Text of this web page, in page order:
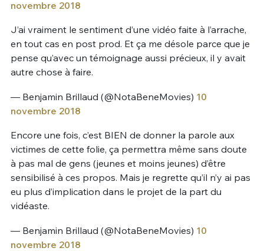
novembre 2018
J’ai vraiment le sentiment d’une vidéo faite à l’arrache,
en tout cas en post prod. Et ça me désole parce que je
pense qu’avec un témoignage aussi précieux, il y avait
autre chose à faire.
— Benjamin Brillaud (@NotaBeneMovies) 10
novembre 2018
Encore une fois, c’est BIEN de donner la parole aux
victimes de cette folie, ça permettra même sans doute
à pas mal de gens (jeunes et moins jeunes) d’être
sensibilisé à ces propos. Mais je regrette qu’il n’y ai pas
eu plus d’implication dans le projet de la part du
vidéaste.
— Benjamin Brillaud (@NotaBeneMovies) 10
novembre 2018